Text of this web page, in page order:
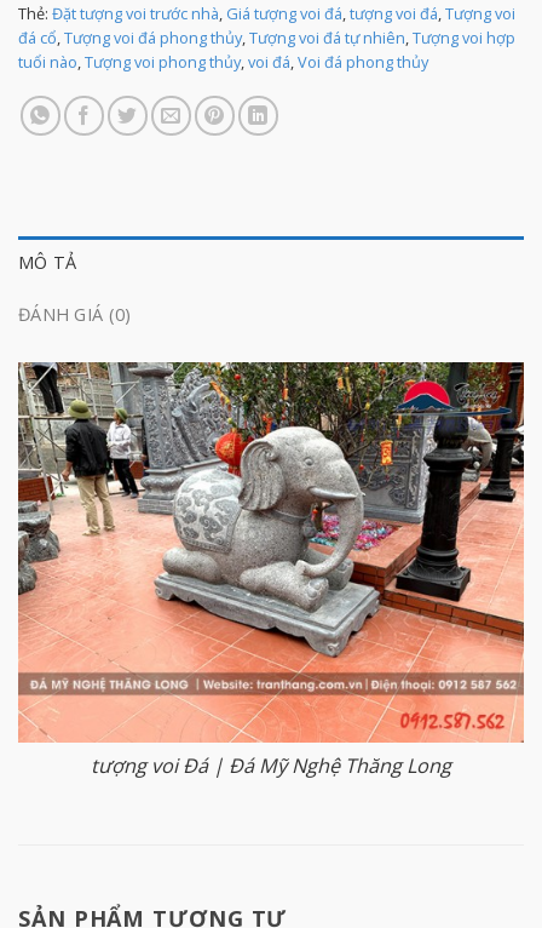
Thẻ: Đặt tượng voi trước nhà, Giá tượng voi đá,tượng voi đá,Tượng voi
đá cổ,Tượng voi đá phong thủy,Tượng voi đá tự nhiên,Tượng voi hợp
tuổi nào,Tượng voi phong thủy,voi đá,Voi đá phong thủy
MÔ TẢ
ĐÁNH GIÁ (0)
tượng voi Đá | Đá Mỹ Nghệ Thăng Long
SẢN PHẨM TƯƠNG TỰ